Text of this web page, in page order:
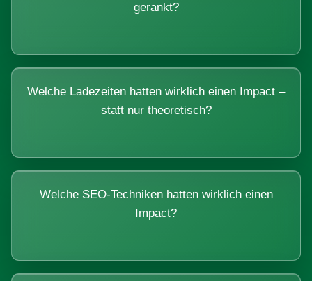
gerankt?
Welche Ladezeiten hatten wirklich einen Impact –
statt nur theoretisch?
Welche SEO-Techniken hatten wirklich einen
Impact?